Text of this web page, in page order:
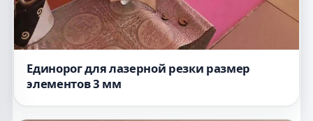
Единорог для лазерной резки размер
элементов 3 мм